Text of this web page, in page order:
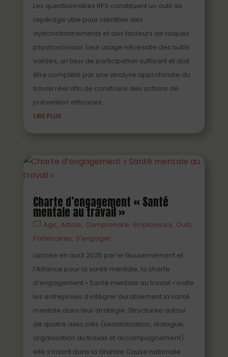
Les questionnaires RPS constituent un outil de
repérage utile pour identifier des
dysfonctionnements et des facteurs de risques
psychosociaux. Leur usage nécessite des outils
validés, un taux de participation suffisant et doit
être complété par une analyse approfondie du
travail réel afin de construire des actions de
prévention efficaces.
LIRE PLUS
Charte d’engagement « Santé
mentale au travail »
Agir Article Comprendre Employeurs Outil
Partenaires S'engager
Lancée en août 2025 par le Gouvernement et
l’Alliance pour la santé mentale, la charte
d’engagement « Santé mentale au travail » invite
les entreprises à intégrer durablement la santé
mentale dans leur stratégie. Structurée autour
de quatre axes clés (sensibilisation, dialogue,
organisation du travail et accompagnement)
elle s’inscrit dans la Grande Cause nationale